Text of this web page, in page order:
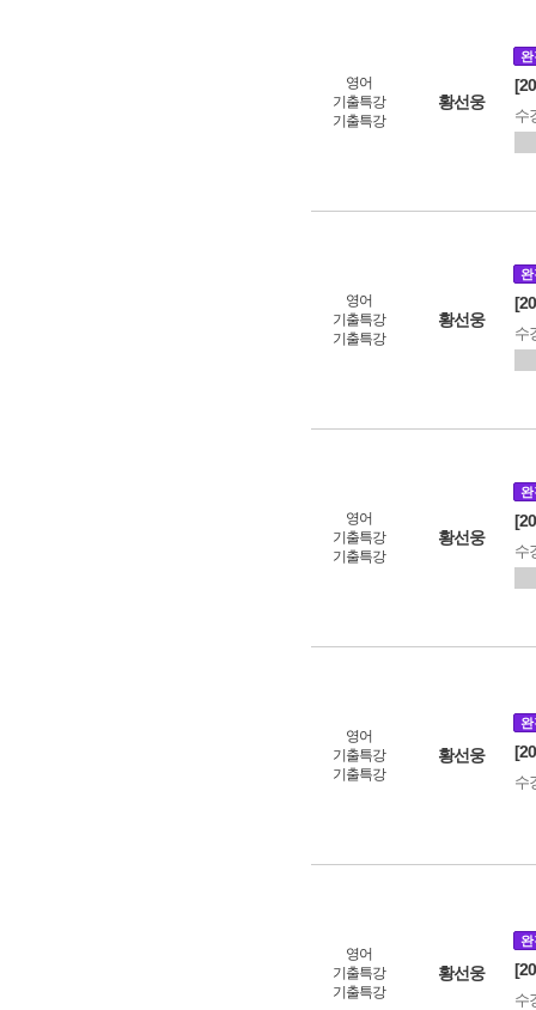
영어
기출특강
기출특강
황선웅
완
수
영어
기출특강
기출특강
황선웅
완
수
영어
기출특강
기출특강
황선웅
완
수
영어
기출특강
기출특강
황선웅
완
수
영어
기출특강
기출특강
황선웅
완
수